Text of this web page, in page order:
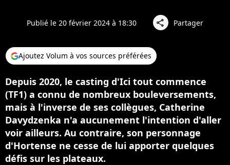
Publié le 20 février 2024 à 18:30 share Partager
Ajoutez Volum à vos sources préférées
Depuis 2020, le casting d'Ici tout commence
(TF1) a connu de nombreux bouleversements,
mais à l'inverse de ses collègues, Catherine
Davydzenka n'a aucunement l'intention d'aller
voir ailleurs. Au contraire, son personnage
d'Hortense ne cesse de lui apporter quelques
défis sur les plateaux.